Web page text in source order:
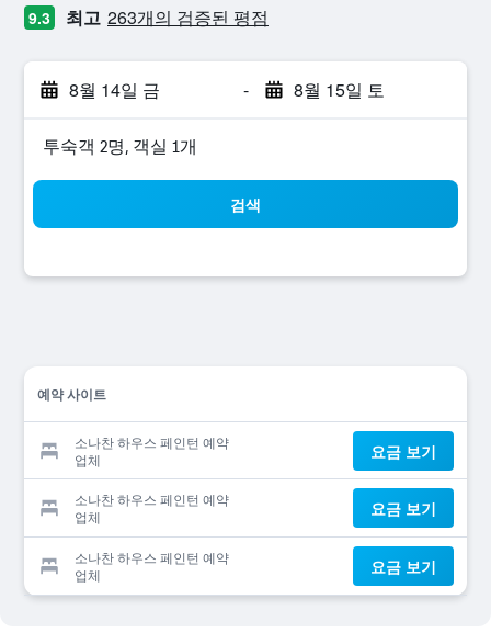
9.3 최고 263개의 검증된 평점
8월 14일 금 - 8월 15일 토
​투숙객 2​명, ​객실 1개
검색
예약 사이트
소나찬 하우스 페인턴 예약
업체
요금 보기
소나찬 하우스 페인턴 예약
업체
요금 보기
소나찬 하우스 페인턴 예약
업체
요금 보기